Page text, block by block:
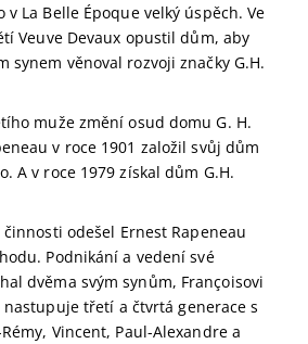
v La Belle Époque velký úspěch. Ve
Veuve Devaux opustil dům, aby
synem věnoval rozvoji značky G.H.
muže změní osud domu G. H.
v roce 1901 založil svůj dům
A v roce 1979 získal dům G.H.
odešel Ernest Rapeneau
Podnikání a vedení své
dvěma svým synům, Françoisovi
nastupuje třetí a čtvrtá generace s
Vincent, Paul-Alexandre a